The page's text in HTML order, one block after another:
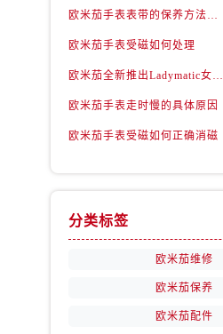
欧米茄手表表带的保养方法有哪些？
欧米茄手表受磁如何处理
欧米茄全新推出Ladymatic女表系列腕表
欧米茄手表走时慢的具体原因
欧米茄手表受磁如何正确消磁
分类标签
欧米茄维修
欧米茄保养
欧米茄配件